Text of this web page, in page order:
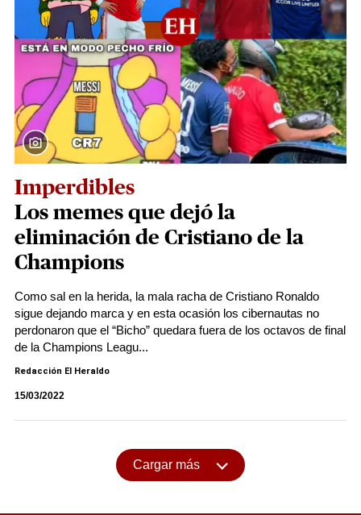
Imperdibles
Los memes que dejó la
eliminación de Cristiano de la
Champions
Como sal en la herida, la mala racha de Cristiano Ronaldo
sigue dejando marca y en esta ocasión los cibernautas no
perdonaron que el “Bicho” quedara fuera de los octavos de final
de la Champions Leagu...
Redacción El Heraldo
15/03/2022
Cargar más